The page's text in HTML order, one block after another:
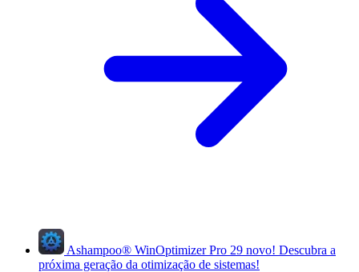
Ashampoo® WinOptimizer Pro 29 novo! Descubra a
próxima geração da otimização de sistemas!